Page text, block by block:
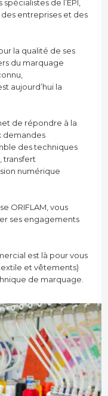
de l’EPI,
entreprises et des
la qualité de ses
du marquage
aujourd’hui la
de répondre à la
demandes
des techniques
transfert
numérique
ORIFLAM, vous
ses engagements
est là pour vous
et vêtements)
de marquage.